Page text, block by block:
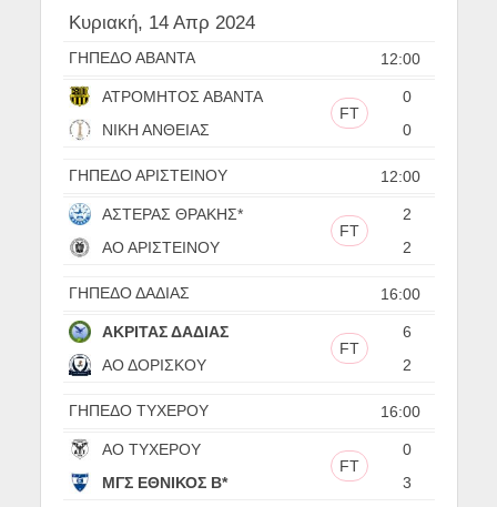
Κυριακή, 14 Απρ 2024
12:00
ΓΗΠΕΔΟ ΑΒΑΝΤΑ
ΑΤΡΟΜΗΤΟΣ ΑΒΑΝΤΑ
0
FT
ΝΙΚΗ ΑΝΘΕΙΑΣ
0
12:00
ΓΗΠΕΔΟ ΑΡΙΣΤΕΙΝΟΥ
ΑΣΤΕΡΑΣ ΘΡΑΚΗΣ*
2
FT
ΑΟ ΑΡΙΣΤΕΙΝΟΥ
2
16:00
ΓΗΠΕΔΟ ΔΑΔΙΑΣ
ΑΚΡΙΤΑΣ ΔΑΔΙΑΣ
6
FT
ΑΟ ΔΟΡΙΣΚΟΥ
2
16:00
ΓΗΠΕΔΟ ΤΥΧΕΡΟΥ
ΑΟ ΤΥΧΕΡΟΥ
0
FT
ΜΓΣ ΕΘΝΙΚΟΣ Β*
3